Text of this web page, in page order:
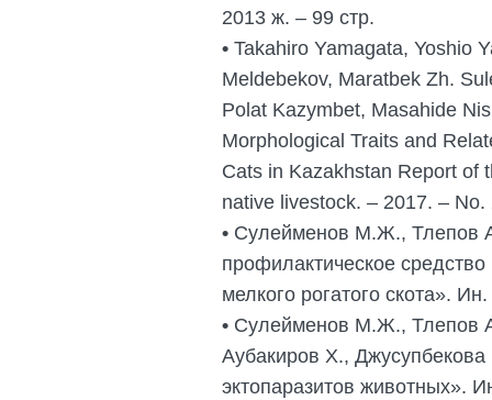
2013 ж. – 99 стр.
• Takahiro Yamagata, Yoshio
Meldebekov, Maratbek Zh.
Polat Kazymbet, Masahide
Morphological Traits and
Cats in Kazakhstan Report of
native livestock. – 2017. – No.
• Сулейменов М.Ж., Тлепов
профилактическое
мелкого рогатого скота».
• Сулейменов М.Ж., Тлепов
Аубакиров Х.,
эктопаразитов животных».